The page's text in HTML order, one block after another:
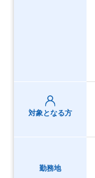
対象となる方
勤務地